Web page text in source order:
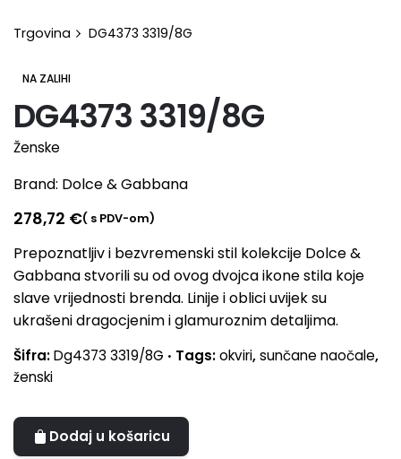
Trgovina DG4373 3319/8G
NA ZALIHI
DG4373 3319/8G
Ženske
Brand: Dolce & Gabbana
278,72 €( s PDV-om)
Prepoznatljiv i bezvremenski stil kolekcije Dolce &
Gabbana stvorili su od ovog dvojca ikone stila koje
slave vrijednosti brenda. Linije i oblici uvijek su
ukrašeni dragocjenim i glamuroznim detaljima.
Šifra:Dg4373 3319/8G Tags:okviri,sunčane naočale,
ženski
Dodaj u košaricu
A